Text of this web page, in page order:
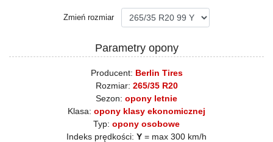
Zmień rozmiar
Parametry opony
Producent: Berlin Tires
Rozmiar: 265/35 R20
Sezon: opony letnie
Klasa: opony klasy ekonomicznej
Typ: opony osobowe
Indeks prędkości: Y = max 300 km/h